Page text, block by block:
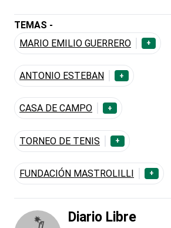
TEMAS -
MARIO EMILIO GUERRERO
+
ANTONIO ESTEBAN +
CASA DE CAMPO +
TORNEO DE TENIS +
FUNDACIÓN MASTROLILLI +
Diario Libre